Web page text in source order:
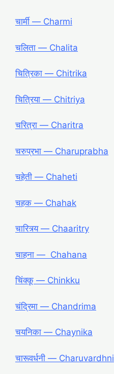
चार्मी ― Charmi
चलिता ― Chalita
चित्रिका ― Chitrika
चित्रिया ― Chitriya
चरित्रा ― Charitra
चरुप्रभा ― Charuprabha
चहेती ― Chaheti
चहक ― Chahak
चारित्र्य ― Chaaritry
चाहना ― Chahana
चिंक्कू ― Chinkku
चंद्रिमा ― Chandrima
चयनिका ― Chaynika
चारूवर्धनी ― Charuvardhni